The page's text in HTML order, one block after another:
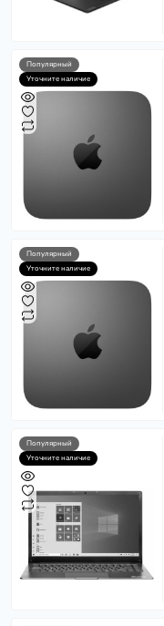
Популярный
Уточните наличие
Популярный
Уточните наличие
Популярный
Уточните наличие